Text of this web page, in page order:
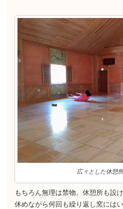
広々とした休憩
もちろん無理は禁物。休憩所も設
休めながら何回も繰り返し窯には